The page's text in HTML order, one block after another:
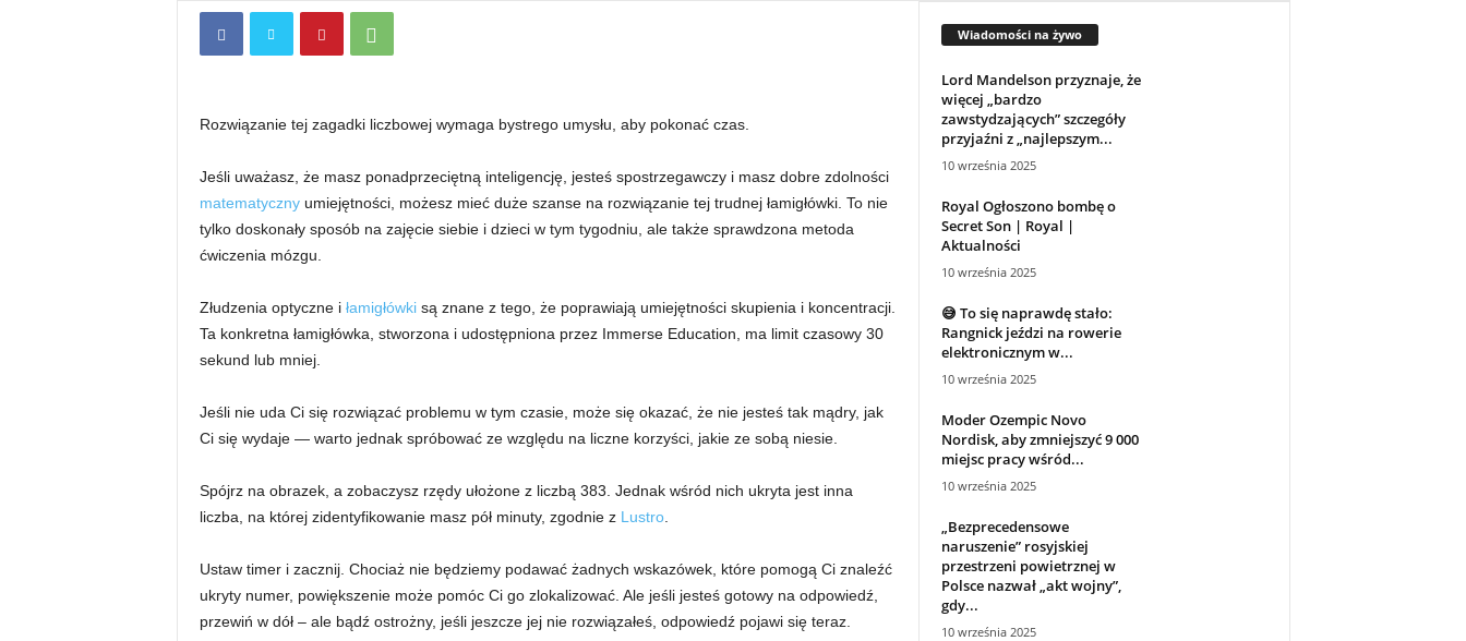
Rozwiązanie tej zagadki liczbowej wymaga bystrego umysłu, aby pokonać czas.
Jeśli uważasz, że masz ponadprzeciętną inteligencję, jesteś spostrzegawczy i masz dobre zdolności
matematycznyumiejętności, możesz mieć duże szanse na rozwiązanie tej trudnej łamigłówki. To nie
tylko doskonały sposób na zajęcie siebie i dzieci w tym tygodniu, ale także sprawdzona metoda
ćwiczenia mózgu.
Złudzenia optyczne i łamigłówkisą znane z tego, że poprawiają umiejętności skupienia i koncentracji.
Ta konkretna łamigłówka, stworzona i udostępniona przez Immerse Education, ma limit czasowy 30
sekund lub mniej.
Jeśli nie uda Ci się rozwiązać problemu w tym czasie, może się okazać, że nie jesteś tak mądry, jak
Ci się wydaje — warto jednak spróbować ze względu na liczne korzyści, jakie ze sobą niesie.
Spójrz na obrazek, a zobaczysz rzędy ułożone z liczbą 383. Jednak wśród nich ukryta jest inna
liczba, na której zidentyfikowanie masz pół minuty, zgodnie z Lustro.
Ustaw timer i zacznij. Chociaż nie będziemy podawać żadnych wskazówek, które pomogą Ci znaleźć
ukryty numer, powiększenie może pomóc Ci go zlokalizować. Ale jeśli jesteś gotowy na odpowiedź,
przewiń w dół – ale bądź ostrożny, jeśli jeszcze jej nie rozwiązałeś, odpowiedź pojawi się teraz.
Wiadomości na żywo
Lord Mandelson przyznaje, że
więcej „bardzo
zawstydzających” szczegóły
przyjaźni z „najlepszym...
10 września 2025
Royal Ogłoszono bombę o
Secret Son | Royal |
Aktualności
10 września 2025
😅 To się naprawdę stało:
Rangnick jeździ na rowerie
elektronicznym w...
10 września 2025
Moder Ozempic Novo
Nordisk, aby zmniejszyć 9 000
miejsc pracy wśród...
10 września 2025
„Bezprecedensowe
naruszenie” rosyjskiej
przestrzeni powietrznej w
Polsce nazwał „akt wojny”,
gdy...
10 września 2025